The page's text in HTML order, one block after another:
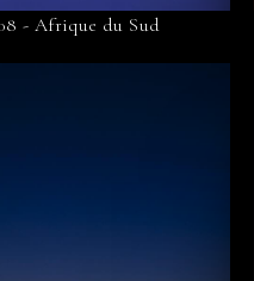
- Afrique du Sud